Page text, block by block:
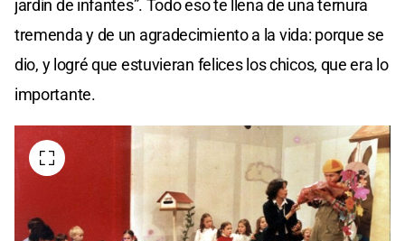
jardín de infantes”. Todo eso te llena de una ternura
tremenda y de un agradecimiento a la vida: porque se
dio, y logré que estuvieran felices los chicos, que era lo
importante.